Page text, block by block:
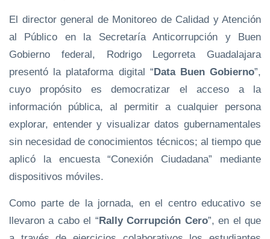
El director general de Monitoreo de Calidad y Atención
al Público en la Secretaría Anticorrupción y Buen
Gobierno federal, Rodrigo Legorreta Guadalajara
presentó la plataforma digital “ Data Buen Gobierno”,
cuyo propósito es democratizar el acceso a la
información pública, al permitir a cualquier persona
explorar, entender y visualizar datos gubernamentales
sin necesidad de conocimientos técnicos; al tiempo que
aplicó la encuesta “Conexión Ciudadana” mediante
dispositivos móviles.
Como parte de la jornada, en el centro educativo se
llevaron a cabo el “ Rally Corrupción Cero”, en el que